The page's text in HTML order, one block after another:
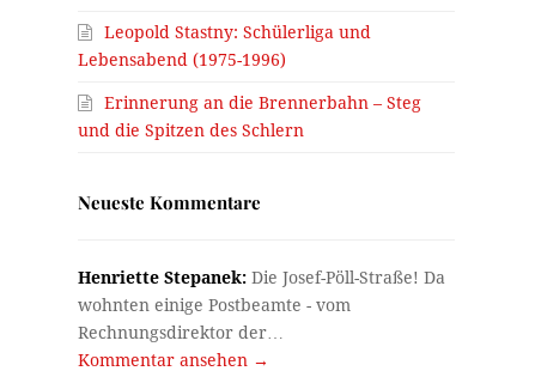
Leopold Stastny: Schülerliga und
Lebensabend (1975-1996)
Erinnerung an die Brennerbahn – Steg
und die Spitzen des Schlern
Neueste Kommentare
Henriette Stepanek: Die Josef-Pöll-Straße! Da
wohnten einige Postbeamte - vom
Rechnungsdirektor der…
Kommentar ansehen →